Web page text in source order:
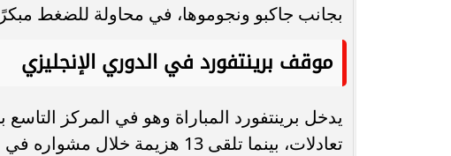
بجانب جاكبو ونجوموها، في محاولة للضغط
موقف برينتفورد في الدوري الإنجليزي
تعادلات، بينما تلقى 13 هزيمة خلال مشواره في الدوري.